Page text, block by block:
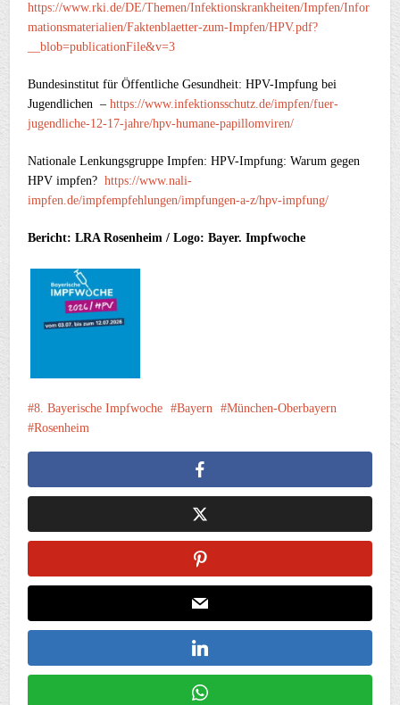
https://www.rki.de/DE/Themen/Infektionskrankheiten/Impfen/Infor
mationsmaterialien/Faktenblaetter-zum-Impfen/HPV.pdf?
__blob=publicationFile&v=3
Bundesinstitut für Öffentliche Gesundheit: HPV-Impfung bei
Jugendlichen –https://www.infektionsschutz.de/impfen/fuer-
jugendliche-12-17-jahre/hpv-humane-papillomviren/
Nationale Lenkungsgruppe Impfen: HPV-Impfung: Warum gegen
HPV impfen?https://www.nali-
impfen.de/impfempfehlungen/impfungen-a-z/hpv-impfung/
Bericht: LRA Rosenheim / Logo: Bayer. Impfwoche
8. Bayerische Impfwoche Bayern
München-Oberbayern
Rosenheim